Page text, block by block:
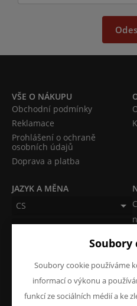
VŠE O NÁKUPU
Obchodní podmínky
Reklamace
Prohlášení o ochraně
osobních údajů
Doprava a platba
JAZYK A MĚNA
CS
CZK (Kč)
Soubory
Soubory cookie používáme
informací o výkonu a
funkcí ze sociálních médií a ke